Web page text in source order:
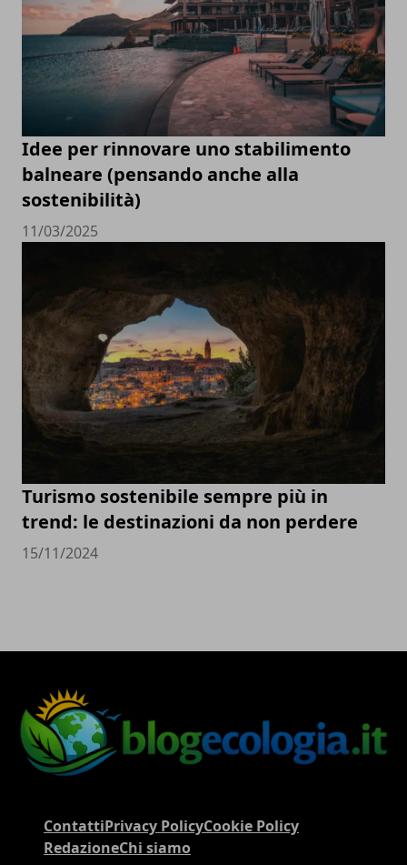
Idee per rinnovare uno stabilimento
balneare (pensando anche alla
sostenibilità)
11/03/2025
Turismo sostenibile sempre più in
trend: le destinazioni da non perdere
15/11/2024
ContattiPrivacy PolicyCookie Policy
RedazioneChi siamo